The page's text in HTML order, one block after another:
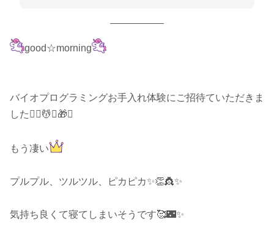
good☆morning
バイオプログラミングお手入れ体験にご招待ていただきま
した💆‍♀️💆✨🎁✨
もう凄い
プルプル、ツルツル、ピカピカ✨👏👸✨
気持ち良くて寝てしまいそうです🥰🌃✨